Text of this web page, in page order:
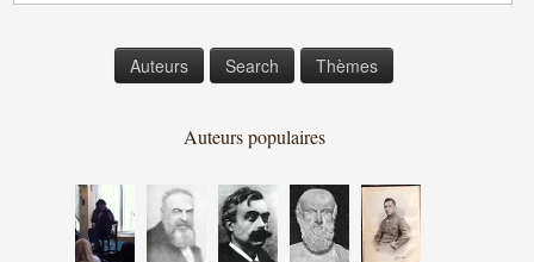
Auteurs Search Thèmes
Auteurs populaires